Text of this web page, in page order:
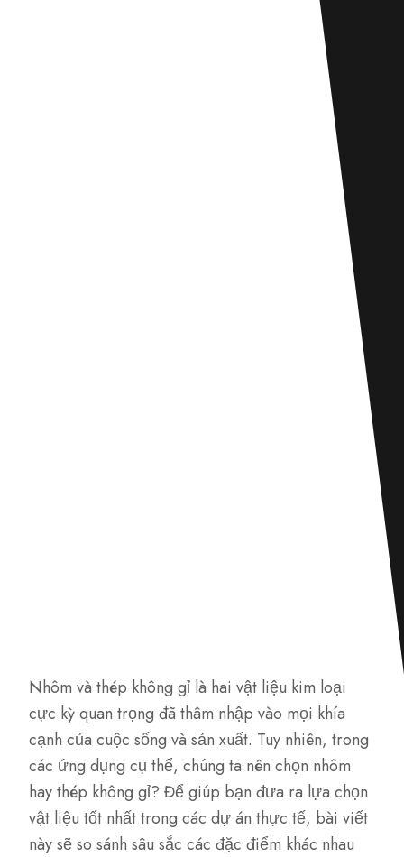
Nhôm và thép không gỉ là hai vật liệu kim loại
cực kỳ quan trọng đã thâm nhập vào mọi khía
cạnh của cuộc sống và sản xuất. Tuy nhiên, trong
các ứng dụng cụ thể, chúng ta nên chọn nhôm
hay thép không gỉ? Để giúp bạn đưa ra lựa chọn
vật liệu tốt nhất trong các dự án thực tế, bài viết
này sẽ so sánh sâu sắc các đặc điểm khác nhau